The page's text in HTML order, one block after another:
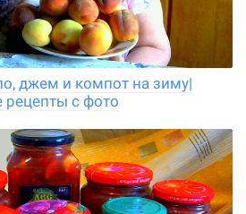
джем и компот на зиму|
с фото